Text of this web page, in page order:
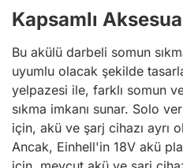
Kapsamlı
Bu akülü darbeli somun
uyumlu olacak şekilde
yelpazesi ile, farklı somun
sıkma imkanı sunar. Solo
için, akü ve şarj cihazı ayrı
Ancak, Einhell'in 18V akü